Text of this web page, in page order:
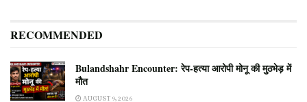
RECOMMENDED
Bulandshahr Encounter: रेप-हत्या आरोपी मोनू की मुठभेड़ में
मौत
AUGUST 9, 2026